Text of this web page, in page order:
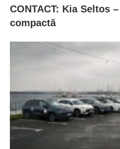
CONTACT: Kia Seltos
compactă